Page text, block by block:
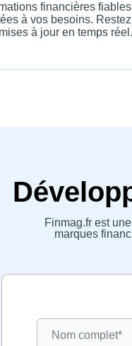
financières fiables
à vos besoins. Restez
à jour en temps réel.
Finmag.fr est
marques